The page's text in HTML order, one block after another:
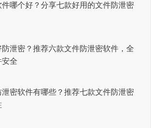
哪个好？分享七款好用的文件防泄密
泄密？推荐六款文件防泄密软件，全
安全
密软件有哪些？推荐七款文件防泄密